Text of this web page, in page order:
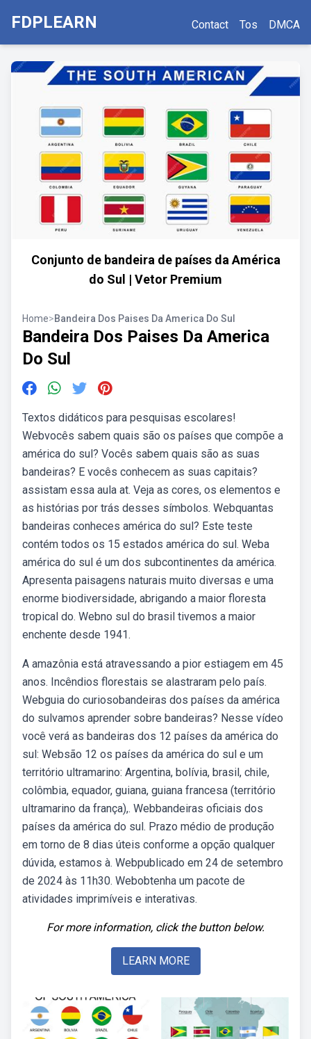
FDPLEARN Contact Tos DMCA
Conjunto de bandeira de países da América
do Sul | Vetor Premium
Home>Bandeira Dos Paises Da America Do Sul
Bandeira Dos Paises Da America
Do Sul
Textos didáticos para pesquisas escolares!
Webvocês sabem quais são os países que compõe a
américa do sul? Vocês sabem quais são as suas
bandeiras? E vocês conhecem as suas capitais?
assistam essa aula at. Veja as cores, os elementos e
as histórias por trás desses símbolos. Webquantas
bandeiras conheces américa do sul? Este teste
contém todos os 15 estados américa do sul. Weba
américa do sul é um dos subcontinentes da américa.
Apresenta paisagens naturais muito diversas e uma
enorme biodiversidade, abrigando a maior floresta
tropical do. Webno sul do brasil tivemos a maior
enchente desde 1941.
A amazônia está atravessando a pior estiagem em 45
anos. Incêndios florestais se alastraram pelo país.
Webguia do curiosobandeiras dos países da américa
do sulvamos aprender sobre bandeiras? Nesse vídeo
você verá as bandeiras dos 12 países da américa do
sul: Websão 12 os países da américa do sul e um
território ultramarino: Argentina, bolívia, brasil, chile,
colômbia, equador, guiana, guiana francesa (território
ultramarino da frança),. Webbandeiras oficiais dos
países da américa do sul. Prazo médio de produção
em torno de 8 dias úteis conforme a opção qualquer
dúvida, estamos à. Webpublicado em 24 de setembro
de 2024 às 11h30. Webobtenha um pacote de
atividades imprimíveis e interativas.
For more information, click the button below.
LEARN MORE